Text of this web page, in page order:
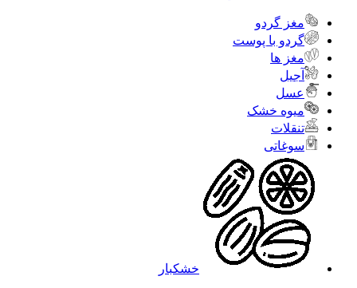
مغز گردو
گردو با پوست
مغز ها
آجیل
عسل
میوه خشک
تنقلات
سوغاتی
خشکبار